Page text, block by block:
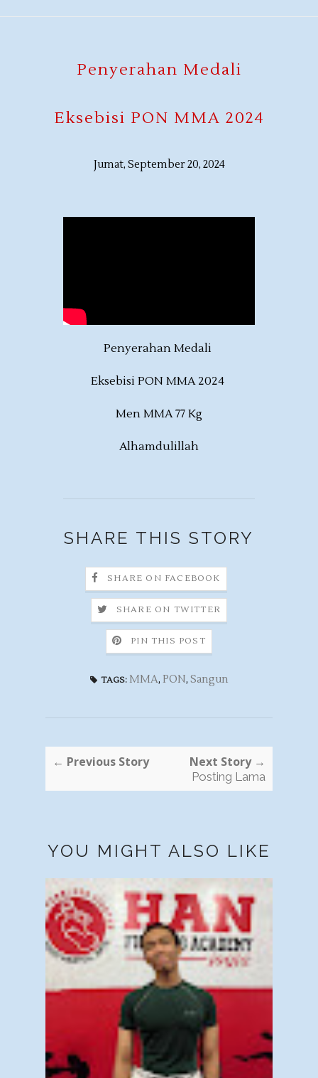
Penyerahan Medali
Eksebisi PON MMA 2024
Jumat, September 20, 2024
Penyerahan Medali
Eksebisi PON MMA 2024
Men MMA 77 Kg
Alhamdulillah
SHARE THIS STORY
SHARE ON FACEBOOK
SHARE ON TWITTER
PIN THIS POST
TAGS: MMA, PON, Sangun
← Previous Story Next Story →
Posting Lama
YOU MIGHT ALSO LIKE